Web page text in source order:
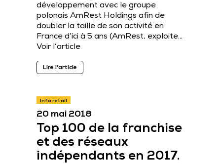
développement avec le groupe
polonais AmRest Holdings afin de
doubler la taille de son activité en
France d’ici à 5 ans (AmRest, exploite…
Voir l’article
Lire l'article
Info retail
20 mai 2018
Top 100 de la franchise
et des réseaux
indépendants en 2017.